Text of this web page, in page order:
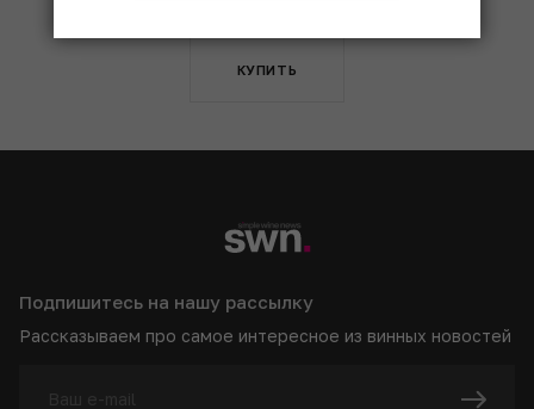
КУПИТЬ
Подпишитесь на нашу рассылку
Рассказываем про самое интересное из винных новостей